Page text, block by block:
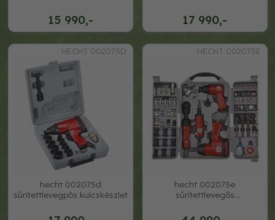
15 990,- 17 990,-
HECHT 002075D
hecht 002075d
sűrítettlevegpős kulcskészlet
HECHT 002075E
hecht 002075e
sűrítettlevegős